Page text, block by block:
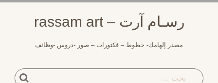
رسـام آرت – rassam art
مصدر إلهامك- خطوط – فكتورات – صور -دروس -وظائف